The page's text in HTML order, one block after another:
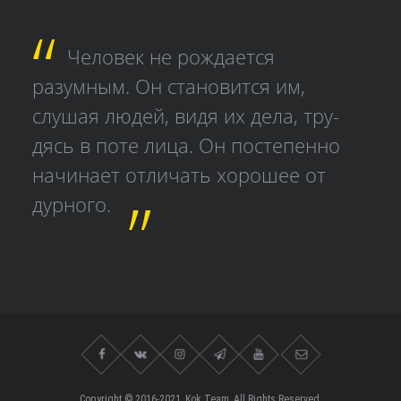
Человек не рождается
разумным. Он становится им,
слушая людей, видя их дела, тру­
дясь в поте лица. Он постепенно
начинает отличать хорошее от
дурного.